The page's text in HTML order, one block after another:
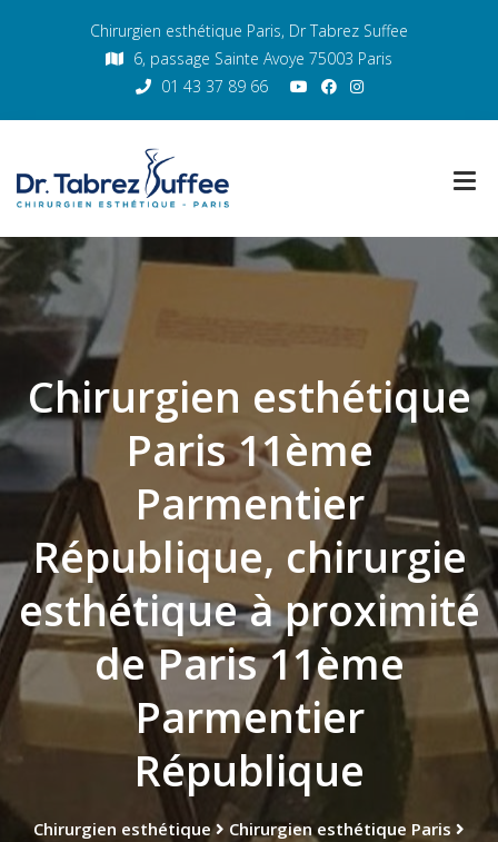
Chirurgien esthétique Paris, Dr Tabrez Suffee
6, passage Sainte Avoye 75003 Paris
01 43 37 89 66
Chirurgien esthétique
Paris 11ème
Parmentier
République, chirurgie
esthétique à proximité
de Paris 11ème
Parmentier
République
Chirurgien esthétique
Chirurgien esthétique Paris